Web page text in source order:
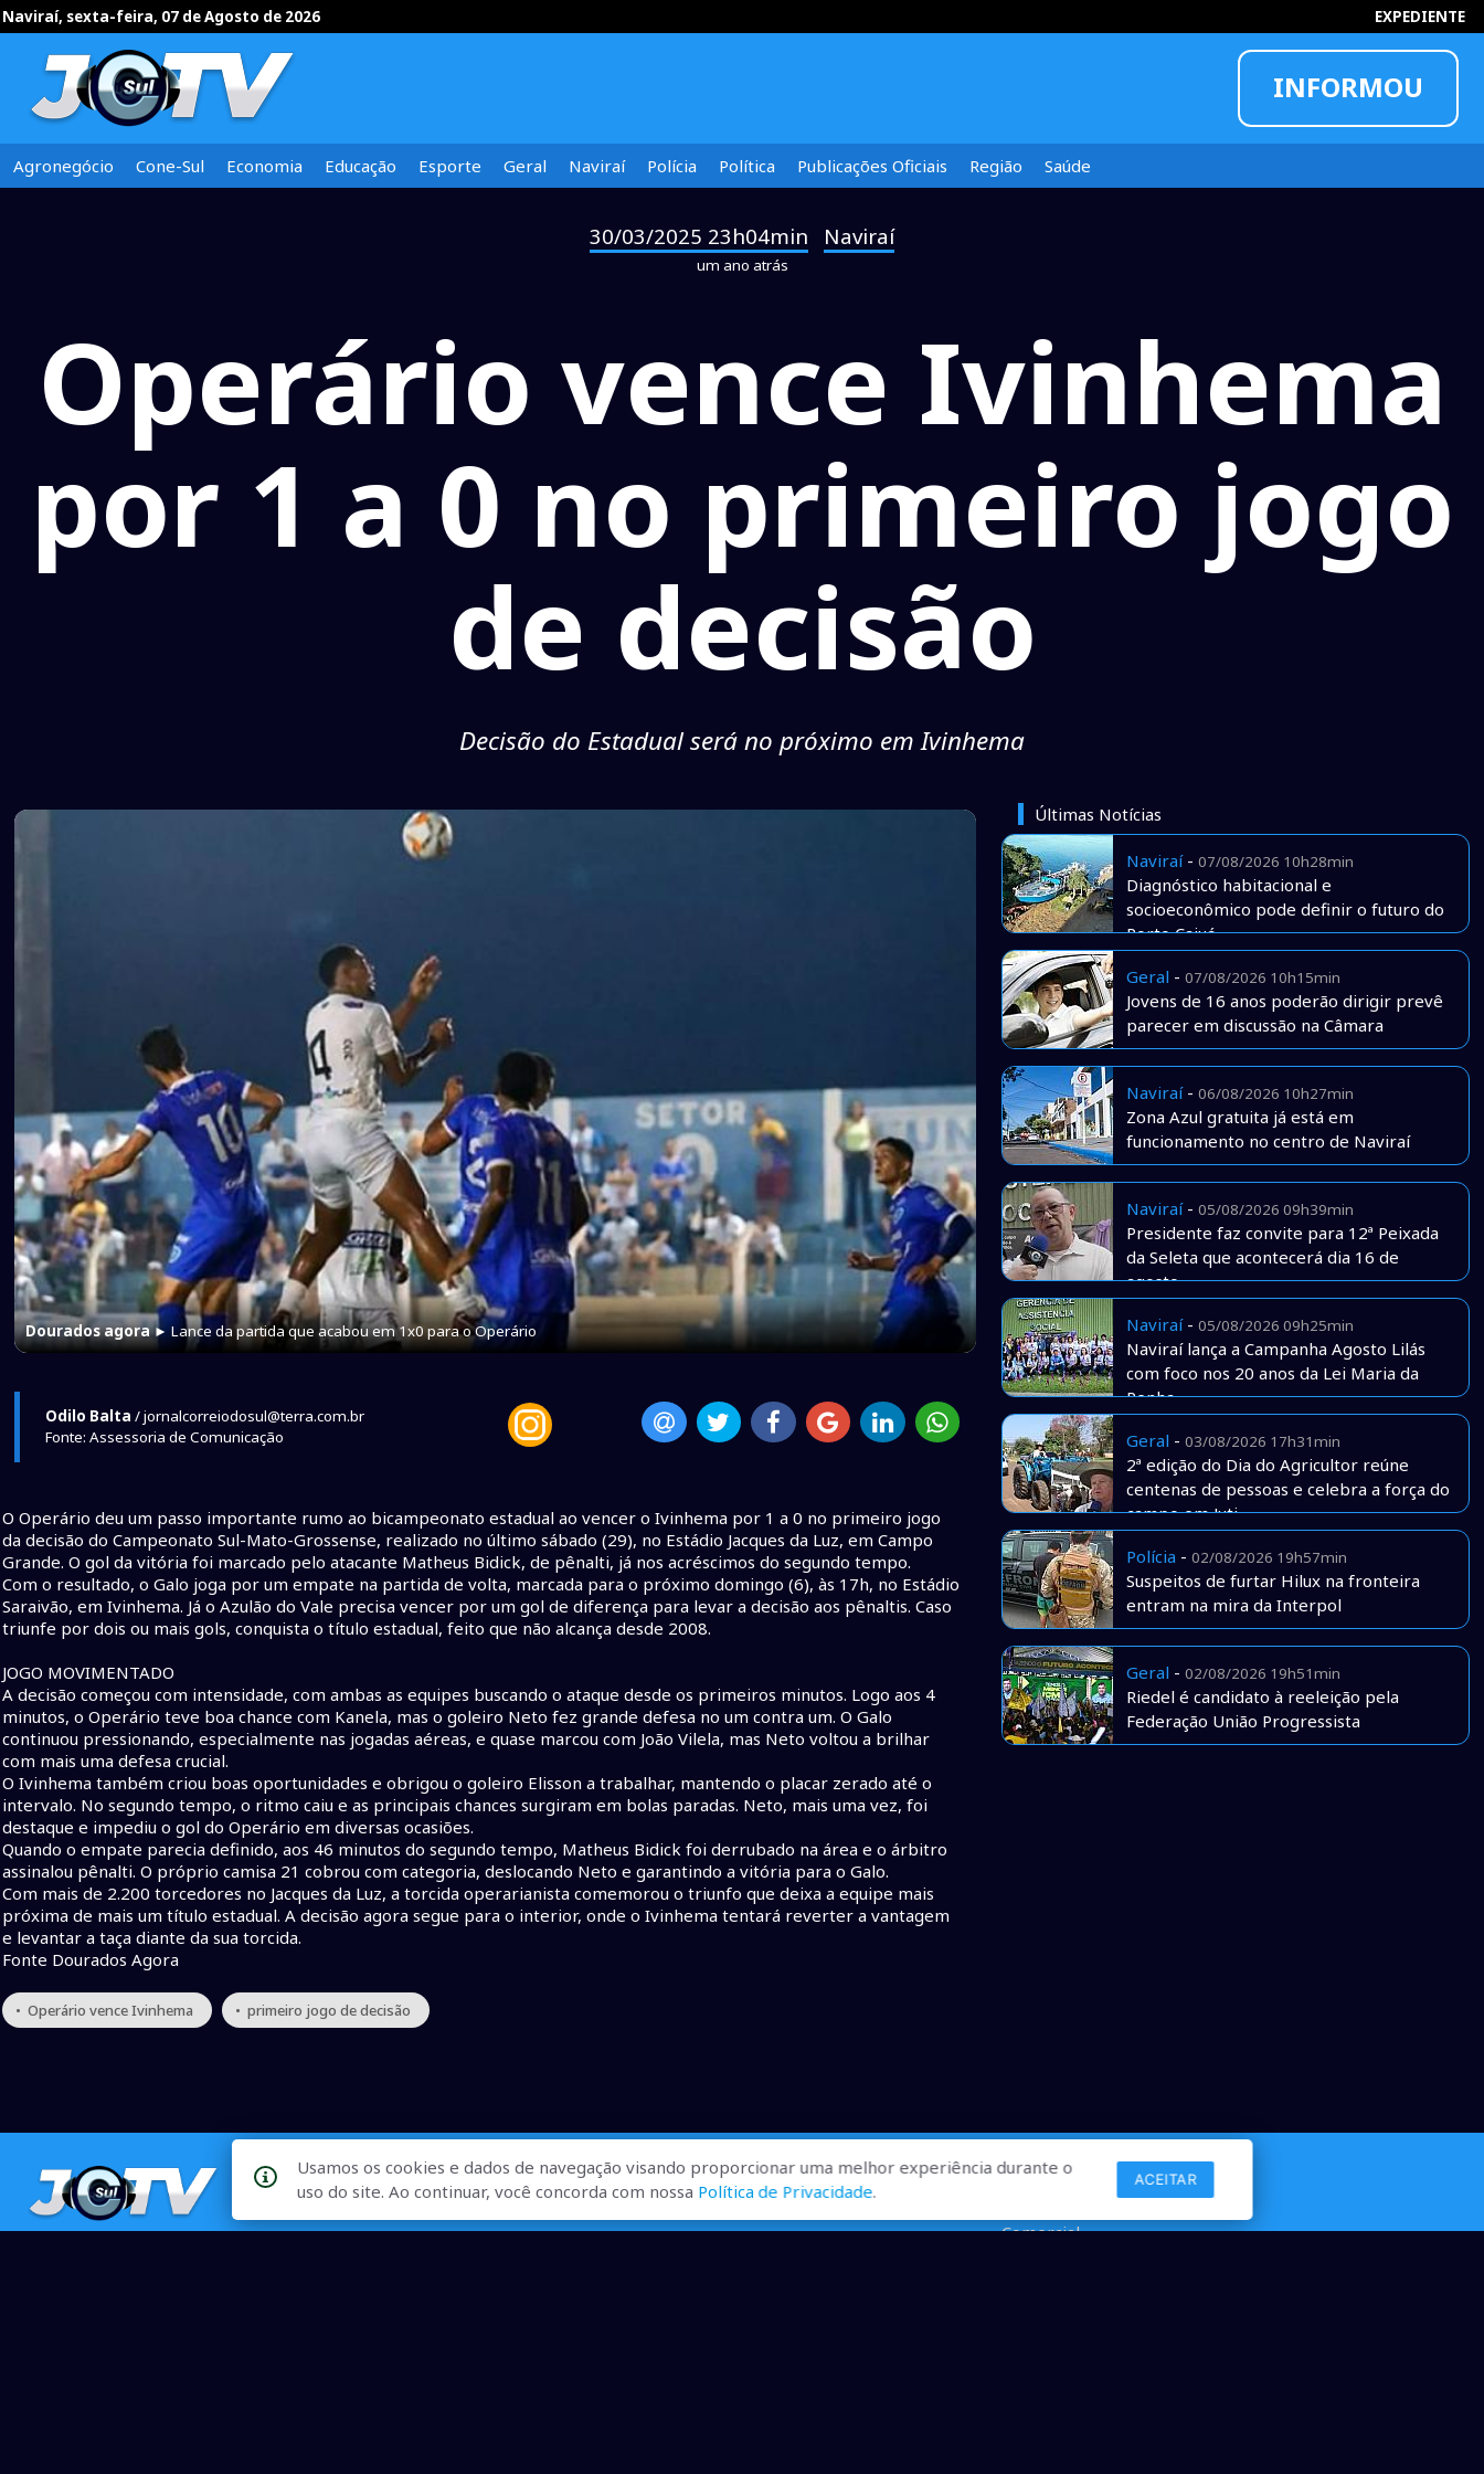
Naviraí, sexta-feira, 07 de Agosto de 2026 EXPEDIENTE
INFORMOU
Agronegócio Cone-Sul Economia Educação Esporte Geral Naviraí Polícia Política Publicações Oficiais Região Saúde
30/03/2025 23h04min Naviraí
um ano atrás
Operário vence Ivinhema
por 1 a 0 no primeiro jogo
de decisão
Decisão do Estadual será no próximo em Ivinhema
Dourados agora► Lance da partida que acabou em 1x0 para o Operário
Odilo Balta / jornalcorreiodosul@terra.com.br
Fonte: Assessoria de Comunicação
O Operário deu um passo importante rumo ao bicampeonato estadual ao vencer o Ivinhema por 1 a 0 no primeiro jogo
da decisão do Campeonato Sul-Mato-Grossense, realizado no último sábado (29), no Estádio Jacques da Luz, em Campo
Grande. O gol da vitória foi marcado pelo atacante Matheus Bidick, de pênalti, já nos acréscimos do segundo tempo.
Com o resultado, o Galo joga por um empate na partida de volta, marcada para o próximo domingo (6), às 17h, no Estádio
Saraivão, em Ivinhema. Já o Azulão do Vale precisa vencer por um gol de diferença para levar a decisão aos pênaltis. Caso
triunfe por dois ou mais gols, conquista o título estadual, feito que não alcança desde 2008.
JOGO MOVIMENTADO
A decisão começou com intensidade, com ambas as equipes buscando o ataque desde os primeiros minutos. Logo aos 4
minutos, o Operário teve boa chance com Kanela, mas o goleiro Neto fez grande defesa no um contra um. O Galo
continuou pressionando, especialmente nas jogadas aéreas, e quase marcou com João Vilela, mas Neto voltou a brilhar
com mais uma defesa crucial.
O Ivinhema também criou boas oportunidades e obrigou o goleiro Elisson a trabalhar, mantendo o placar zerado até o
intervalo. No segundo tempo, o ritmo caiu e as principais chances surgiram em bolas paradas. Neto, mais uma vez, foi
destaque e impediu o gol do Operário em diversas ocasiões.
Quando o empate parecia definido, aos 46 minutos do segundo tempo, Matheus Bidick foi derrubado na área e o árbitro
assinalou pênalti. O próprio camisa 21 cobrou com categoria, deslocando Neto e garantindo a vitória para o Galo.
Com mais de 2.200 torcedores no Jacques da Luz, a torcida operarianista comemorou o triunfo que deixa a equipe mais
próxima de mais um título estadual. A decisão agora segue para o interior, onde o Ivinhema tentará reverter a vantagem
e levantar a taça diante da sua torcida.
Fonte Dourados Agora
• Operário vence Ivinhema • primeiro jogo de decisão
Últimas Notícias
Naviraí- 07/08/2026 10h28min
Diagnóstico habitacional e
socioeconômico pode definir o futuro do
Porto Caiuá
Geral - 07/08/2026 10h15min
Jovens de 16 anos poderão dirigir prevê
parecer em discussão na Câmara
Naviraí- 06/08/2026 10h27min
Zona Azul gratuita já está em
funcionamento no centro de Naviraí
Naviraí- 05/08/2026 09h39min
Presidente faz convite para 12ª Peixada
da Seleta que acontecerá dia 16 de
agosto
Naviraí- 05/08/2026 09h25min
Naviraí lança a Campanha Agosto Lilás
com foco nos 20 anos da Lei Maria da
Penha
Geral - 03/08/2026 17h31min
2ª edição do Dia do Agricultor reúne
centenas de pessoas e celebra a força do
campo em Juti
Polícia - 02/08/2026 19h57min
Suspeitos de furtar Hilux na fronteira
entram na mira da Interpol
Geral - 02/08/2026 19h51min
Riedel é candidato à reeleição pela
Federação União Progressista
Comercial
Usamos os cookies e dados de navegação visando proporcionar uma melhor experiência durante o
uso do site. Ao continuar, você concorda com nossa Política de Privacidade.
ACEITAR